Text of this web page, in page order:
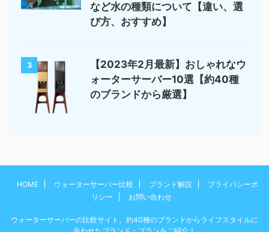
など水の種類について【違い、選
び方、おすすめ】
3
【2023年2月最新】おしゃれなウ
ォーターサーバー10選【約40種
のブランドから厳選】
HOME ウォーターサーバー比較 ブランド解説
プライバシーポ
リシー
お問い合わせ
ウォーターサーバーの比較サイト。約40種のブランドからライフスタイルに